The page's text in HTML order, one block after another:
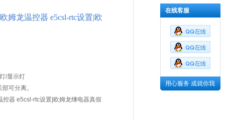
姆龙温控器 e5csl-rtc设置|欧
/显示灯
可分离。
器 e5csl-rtc设置|欧姆龙继电器真假
在线客服
用心服务 成就你我